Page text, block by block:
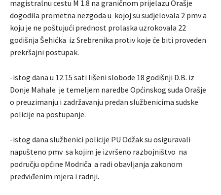
magistralnu cestu M 1.8 na graničnom prijelazu Orašje
dogodila prometna nezgoda u kojoj su sudjelovala 2 pmv a
koju je ne poštujući prednost prolaska uzrokovala 22
godišnja Šehićka iz Srebrenika protiv koje će biti proveden
prekršajni postupak.
-istog dana u 12.15 sati lišeni slobode 18 godišnji D.B. iz
Donje Mahale je temeljem naredbe Općinskog suda Orašje
o preuzimanju i zadržavanju predan službenicima sudske
policije na postupanje.
-istog dana službenici policije PU Odžak su osiguravali
napušteno pmv sa kojim je izvršeno razbojništvo na
području općine Modriča a radi obavljanja zakonom
predviđenim mjera i radnji.